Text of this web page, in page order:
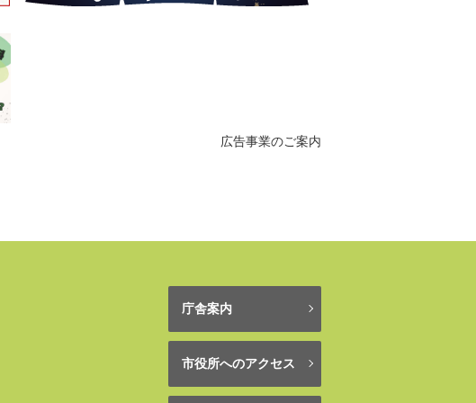
広告事業のご案内
庁舎案内
市役所へのアクセス